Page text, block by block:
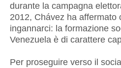
durante la campagna
2012, Chávez ha affermato
ingannarci: la formazione
Venezuela è di carattere
Per proseguire verso il